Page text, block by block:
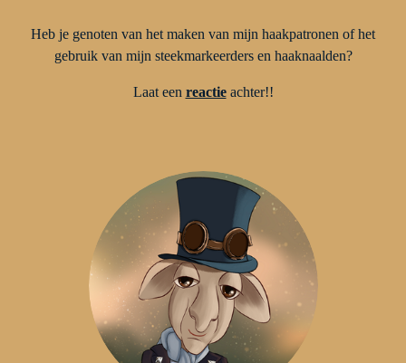
Heb je genoten van het maken van mijn haakpatronen of het
gebruik van mijn steekmarkeerders en haaknaalden?
Laat een reactieachter!!